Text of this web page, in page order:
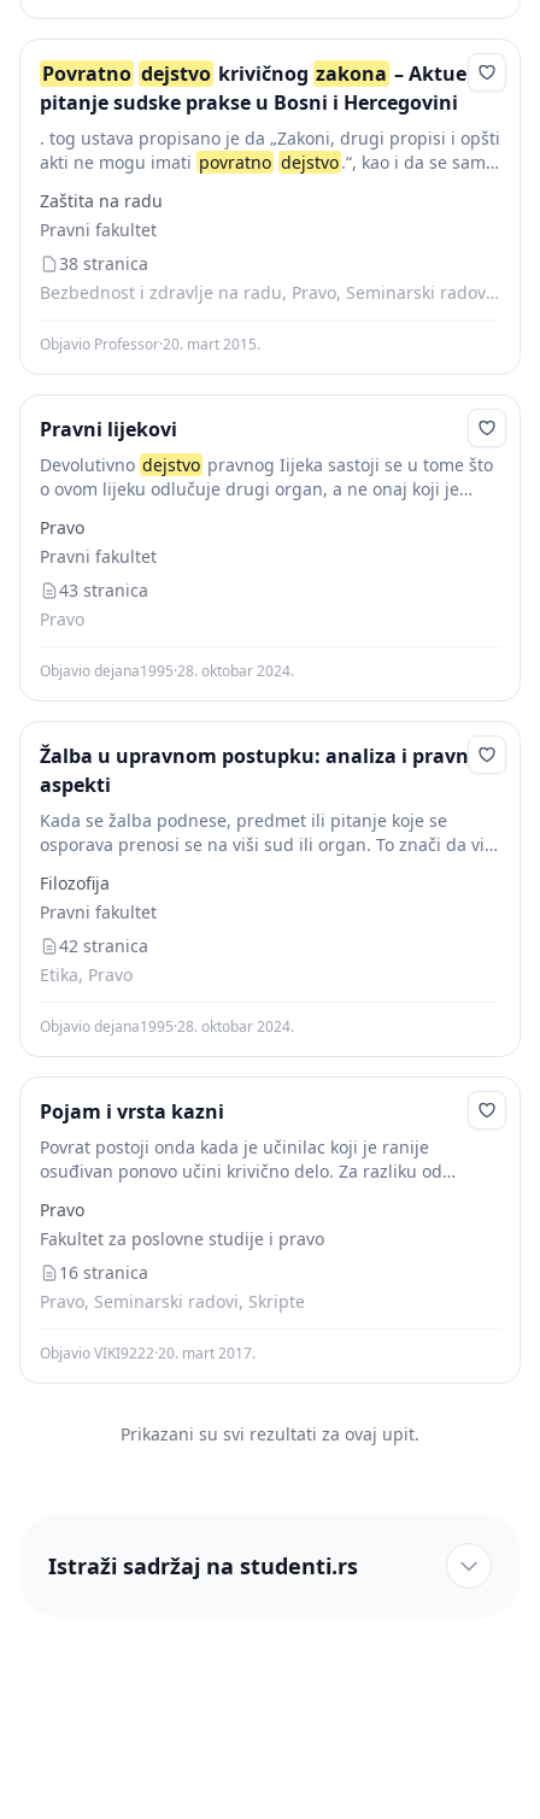
Povratno dejstvo krivičnog zakona – Aktuelno
pitanje sudske prakse u Bosni i Hercegovini
. tog ustava propisano je da „Zakoni, drugi propisi i opšti
akti ne mogu imati povratno dejstvo.“, kao i da se samo
ako...
Zaštita na radu
Pravni fakultet
38 stranica
Bezbednost i zdravlje na radu, Pravo, Seminarski radovi, Skripte
Objavio Professor·20. mart 2015.
Pravni lijekovi
Devolutivno dejstvo pravnog Iijeka sastoji se u tome što
o ovom lijeku odlučuje drugi organ, a ne onaj koji je
predstavljaju izuzetak. Devolutivno...
Pravo
Pravni fakultet
43 stranica
Pravo
Objavio dejana1995·28. oktobar 2024.
Žalba u upravnom postupku: analiza i pravni
aspekti
Kada se žalba podnese, predmet ili pitanje koje se
osporava prenosi se na viši sud ili organ. To znači da viši
slučaja,...
Filozofija
Pravni fakultet
42 stranica
Etika, Pravo
Objavio dejana1995·28. oktobar 2024.
Pojam i vrsta kazni
Povrat postoji onda kada je učinilac koji je ranije
osuđivan ponovo učini krivično delo. Za razliku od
lice učinilo...
Pravo
Fakultet za poslovne studije i pravo
16 stranica
Pravo, Seminarski radovi, Skripte
Objavio VIKI9222·20. mart 2017.
Prikazani su svi rezultati za ovaj upit.
Istraži sadržaj na studenti.rs